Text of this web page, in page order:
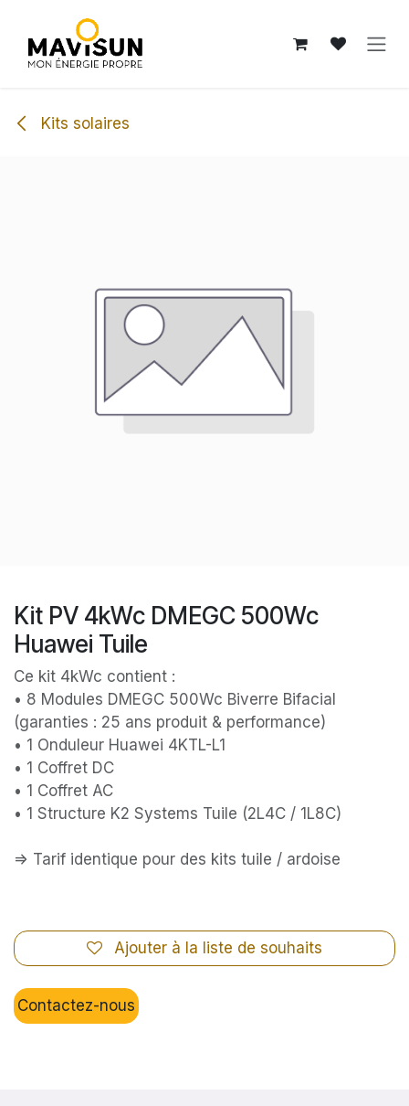
Kits solaires
Kit PV 4kWc DMEGC 500Wc
Huawei Tuile
Ce kit 4kWc contient :
• 8 Modules DMEGC 500Wc Biverre Bifacial
(garanties : 25 ans produit & performance)
• 1 Onduleur Huawei 4KTL-L1
• 1 Coffret DC
• 1 Coffret AC
• 1 Structure K2 Systems Tuile (2L4C / 1L8C)
=> Tarif identique pour des kits tuile / ardoise
Ajouter à la liste de souhaits
Contactez-nous